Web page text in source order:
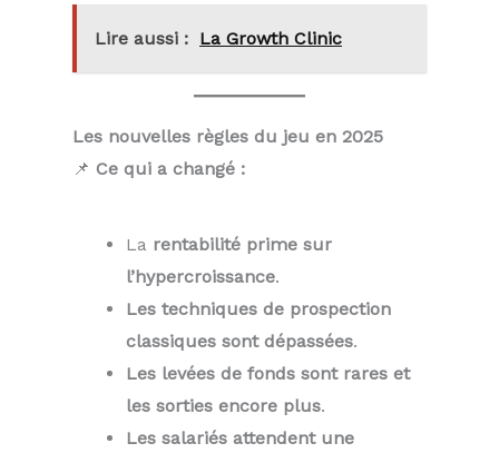
Lire aussi : La Growth Clinic
Les nouvelles règles du jeu en 2025
📌 Ce qui a changé :
La rentabilité prime sur
l’hypercroissance.
Les techniques de prospection
classiques sont dépassées.
Les levées de fonds sont rares et
les sorties encore plus.
Les salariés attendent une